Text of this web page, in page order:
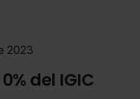
2023
del IGIC